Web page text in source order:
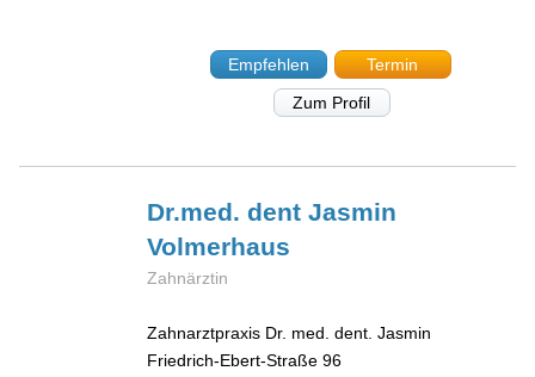
Empfehlen
Termin
Zum Profil
Dr.med. dent Jasmin
Volmerhaus
Zahnärztin
Zahnarztpraxis Dr. med. dent. Jasmin
Friedrich-Ebert-Straße 96